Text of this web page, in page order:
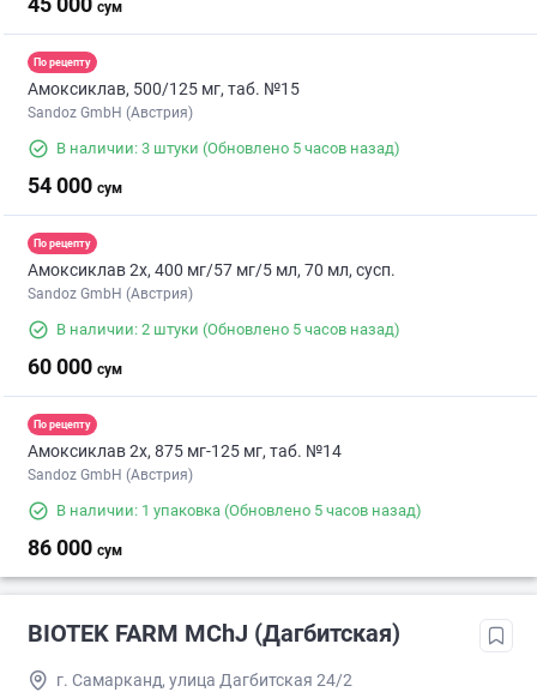
сум
По рецепту
Амоксиклав, 500/125 мг, таб. №15
Sandoz GmbH (Австрия)
В наличии: 3 штуки (Обновлено 5 часов назад)
54 000 сум
По рецепту
Амоксиклав 2х, 400 мг/57 мг/5 мл, 70 мл, сусп.
Sandoz GmbH (Австрия)
В наличии: 2 штуки (Обновлено 5 часов назад)
60 000 сум
По рецепту
Амоксиклав 2х, 875 мг-125 мг, таб. №14
Sandoz GmbH (Австрия)
В наличии: 1 упаковка (Обновлено 5 часов назад)
86 000 сум
BIOTEK FARM MChJ (Дагбитская)
г. Самарканд, улица Дагбитская 24/2